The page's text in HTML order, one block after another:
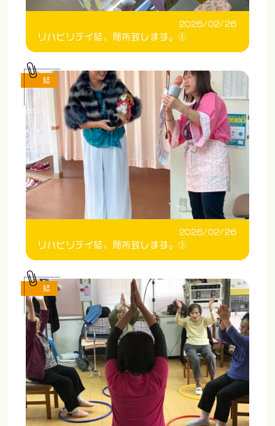
2026/02/26
リハビリデイ結、閉所致します。④
2026/02/26
リハビリデイ結、閉所致します。③
結
結